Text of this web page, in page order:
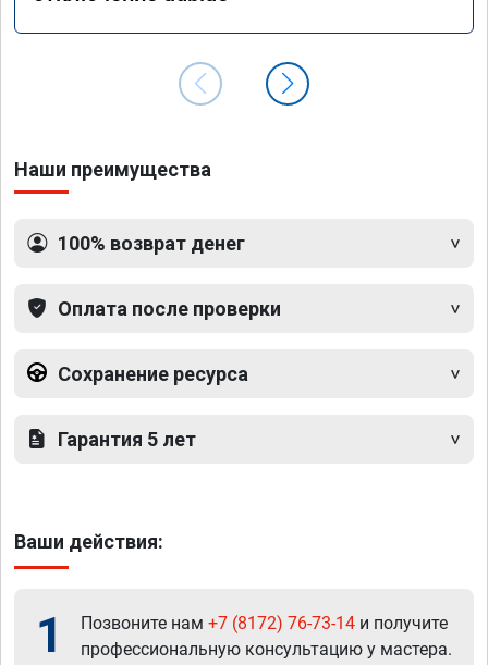
Наши преимущества
100% возврат денег
Оплата после проверки
Сохранение ресурса
Гарантия 5 лет
Ваши действия:
1 Позвоните нам +7 (8172) 76-73-14 и получите
профессиональную консультацию у мастера.